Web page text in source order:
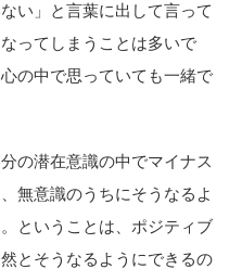
い」と言葉に出して言って
ってしまうことは多いで
の中で思っていても一緒で
の潜在意識の中でマイナス
無意識のうちにそうなるよ
ということは、ポジティブ
とそうなるようにできるの